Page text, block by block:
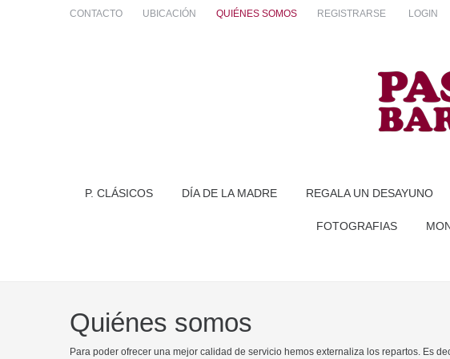
CONTACTO UBICACIÓN QUIÉNES SOMOS REGISTRARSE LOGIN
P. CLÁSICOS DÍA DE LA MADRE REGALA UN DESAYUNO
FOTOGRAFIAS
Quiénes somos
Para poder ofrecer una mejor calidad de servicio hemos externaliza los repartos. Es